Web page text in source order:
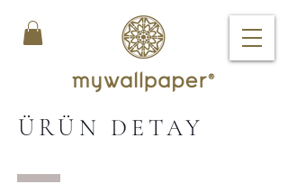
ÜRÜN DETAY